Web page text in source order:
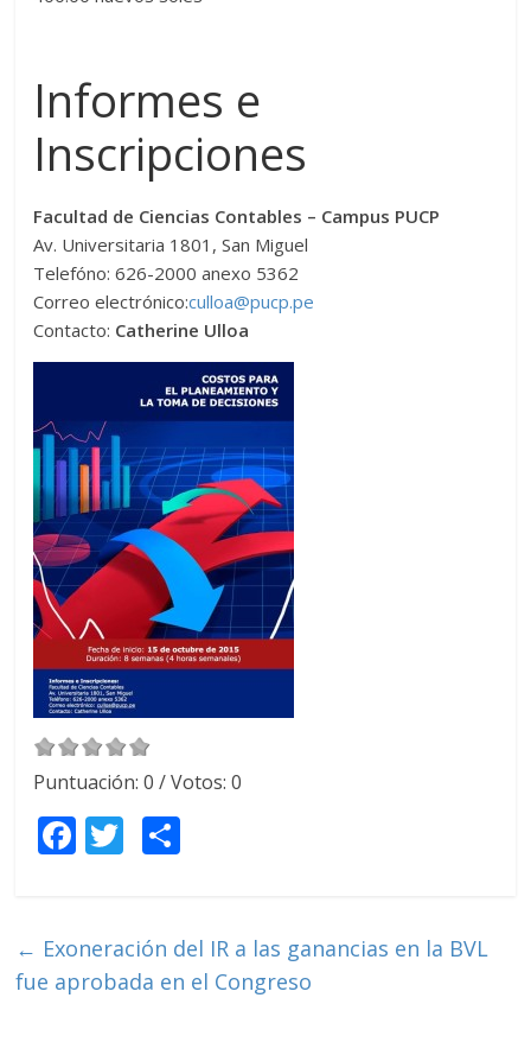
Informes e
Inscripciones
Facultad de Ciencias Contables – Campus PUCP
Av. Universitaria 1801, San Miguel
Telefóno: 626-2000 anexo 5362
Correo electrónico:culloa@pucp.pe
Contacto: Catherine Ulloa
Puntuación:0 / Votos:0
F
b
o
T
er p
ar
← Exoneración del IR a las ganancias en la BVL
fue aprobada en el Congreso